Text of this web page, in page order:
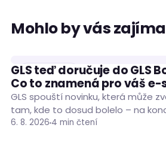
Mohlo by vás
DOPRAVCI
GLS teď doručuje do GLS
Co to znamená pro váš e-
GLS spouští novinku, která může
tam, kde to dosud bolelo – na
GLS Boxů po…
6. 8. 2026 4 min čtení